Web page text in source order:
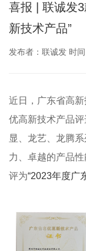
喜报 | 联诚发
新技术产品”
发布者：联诚发 时
近日，广东省高
优高新技术产品
显、龙艺、龙腾系
力、卓越的产品
评为“2023年度广